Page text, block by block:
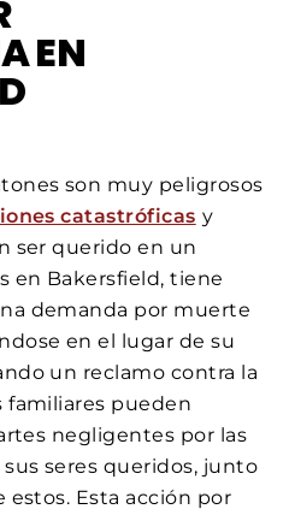
EN
son muy peligrosos
catastróficas y
ser querido en un
en Bakersfield, tiene
demanda por muerte
en el lugar de su
un reclamo contra la
familiares pueden
negligentes por las
seres queridos, junto
Esta acción por